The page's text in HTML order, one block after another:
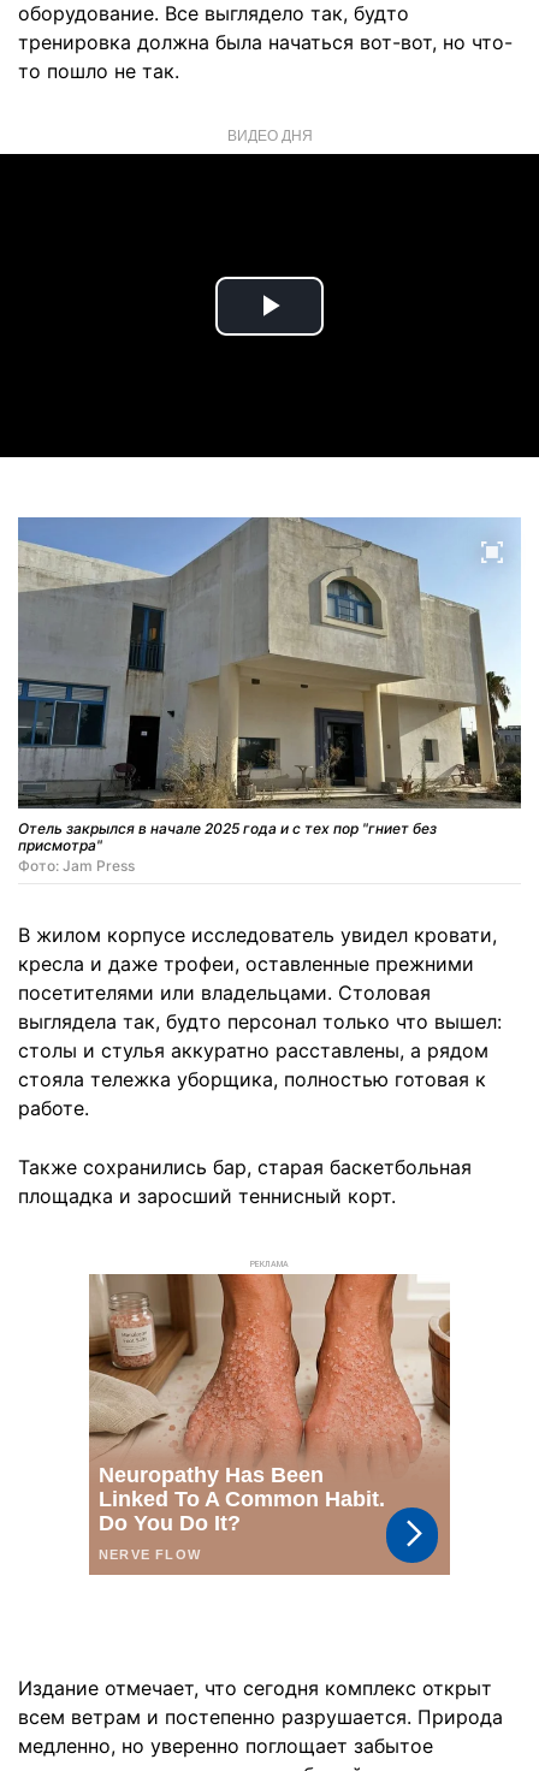
оборудование. Все выглядело так, будто
тренировка должна была начаться вот-вот, но что-
то пошло не так.
ВИДЕО ДНЯ
Play
Отель закрылся в начале 2025 года и с тех пор "гниет без
присмотра"
Фото: Jam Press
В жилом корпусе исследователь увидел кровати,
кресла и даже трофеи, оставленные прежними
посетителями или владельцами. Столовая
выглядела так, будто персонал только что вышел:
столы и стулья аккуратно расставлены, а рядом
стояла тележка уборщика, полностью готовая к
работе.
Также сохранились бар, старая баскетбольная
площадка и заросший теннисный корт.
РЕКЛАМА
Издание отмечает, что сегодня комплекс открыт
всем ветрам и постепенно разрушается. Природа
медленно, но уверенно поглощает забытое